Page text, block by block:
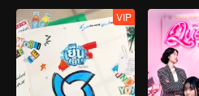
VIP